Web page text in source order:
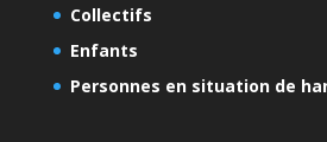
Collectifs
Enfants
Personnes en situation de